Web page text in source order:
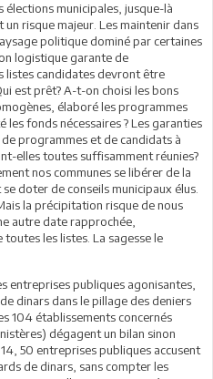
élections municipales, jusque-là
risque majeur. Les maintenir dans
politique dominé par certaines
logistique garante de
listes candidates devront être
est prêt? A-t-on choisi les bons
élaboré les programmes
fonds nécessaires ? Les garanties
programmes et de candidats à
elles toutes suffisamment réunies?
nos communes se libérer de la
doter de conseils municipaux élus.
la précipitation risque de nous
autre date rapprochée,
les listes. La sagesse le
entreprises publiques agonisantes,
dinars dans le pillage des deniers
104 établissements concernés
dégagent un bilan sinon
50 entreprises publiques accusent
de dinars, sans compter les